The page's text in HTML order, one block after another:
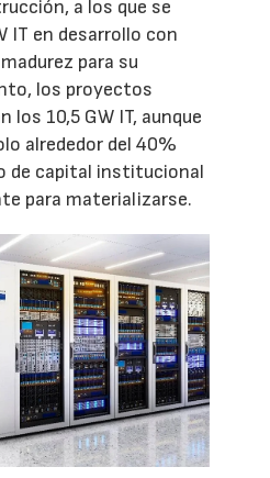
a los que se
IT en desarrollo con
para su
los proyectos
los 10,5 GW IT, aunque
alrededor del 40%
de capital institucional
para materializarse.